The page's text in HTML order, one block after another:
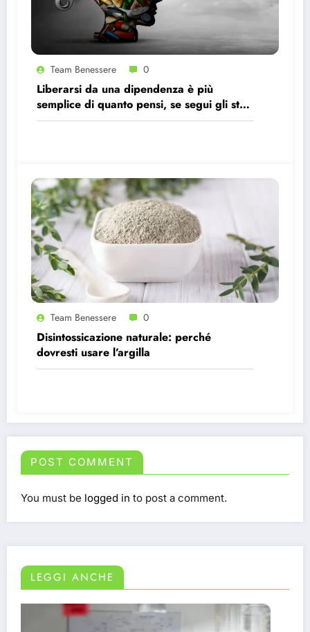
Team Benessere 0
Liberarsi da una dipendenza è più
semplice di quanto pensi, se segui gli step
giusti
Team Benessere 0
Disintossicazione naturale: perché
dovresti usare l’argilla
POST COMMENT
You must be logged in to post a comment.
LEGGI ANCHE